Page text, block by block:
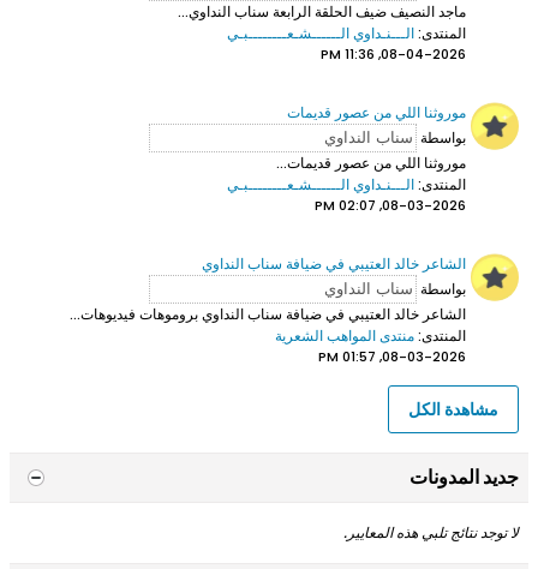
ماجد النصيف ضيف الحلقة الرابعة سناب النداوي...
المنتدى:الـــنـداوي الــــــشـعــــــــبـي
08-04-2026, 11:36 PM
موروثنا اللي من عصور قديمات
بواسطة
موروثنا اللي من عصور قديمات...
المنتدى:الـــنـداوي الــــــشـعــــــــبـي
08-03-2026, 02:07 PM
الشاعر خالد العتيبي في ضيافة سناب النداوي
بواسطة
الشاعر خالد العتيبي في ضيافة سناب النداوي بروموهات فيديوهات...
المنتدى:منتدى المواهب الشعرية
08-03-2026, 01:57 PM
مشاهدة الكل
جديد المدونات
لا توجد نتائج تلبي هذه المعايير.